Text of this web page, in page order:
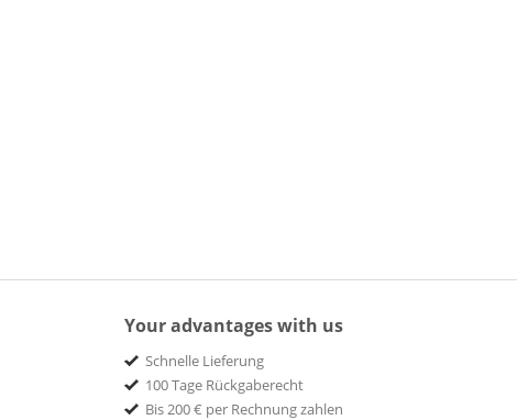
Your advantages with us
Schnelle Lieferung
100 Tage Rückgaberecht
Bis 200 € per Rechnung zahlen